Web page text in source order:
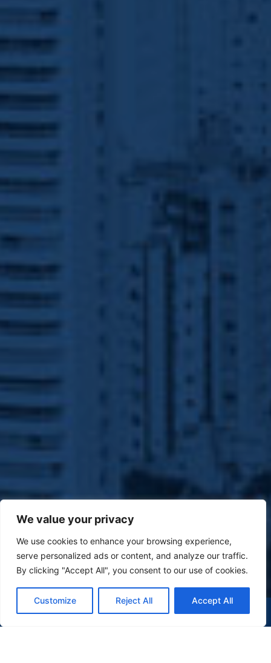
We value your privacy
We use cookies to enhance your browsing experience,
serve personalized ads or content, and analyze our traffic.
By clicking "Accept All", you consent to our use of cookies.
Customize Reject All Accept All
(47) 9 9977-7630